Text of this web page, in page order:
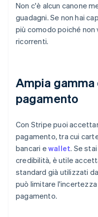
Non c'è alcun canone
guadagni. Se non hai
più comodo poiché
ricorrenti.
Ampia
pagamento
Con Stripe puoi
pagamento, tra cui
bancari e wallet. Se
credibilità, è utile
standard già utilizzati
può limitare
pagamento.